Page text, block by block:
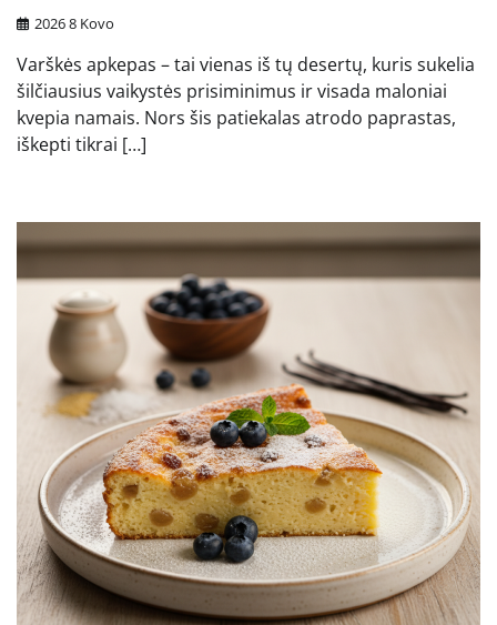
2026 8 Kovo
Varškės apkepas – tai vienas iš tų desertų, kuris sukelia
šilčiausius vaikystės prisiminimus ir visada maloniai
kvepia namais. Nors šis patiekalas atrodo paprastas,
iškepti tikrai […]